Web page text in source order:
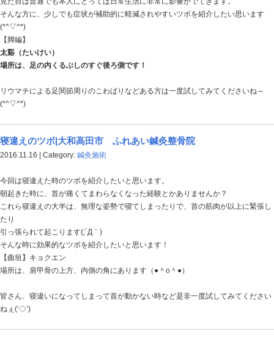
場所は、おヘソの両脇、おヘソより指1本分ほど外側にあります。
なります。
このツボは、低血圧症の人に最も多い『慢性的なだるさ
皆さん、低血圧に限らず
慢性的なだるさがある方は是非、一度試してみてくださ
市・御所市・香芝・広陵町の交通事故施術、頚・肩・腰施術の事なら、お任せください！ 首・肩
この時期謎の体調不良や息苦しさ、不眠に悩
大和高田市 ふれあい鍼灸整骨院
2016.11.19 | Category:健康のマメ知識
こんにちわ、一週間振りの登場ふれあい鍼灸整骨院の助っ人